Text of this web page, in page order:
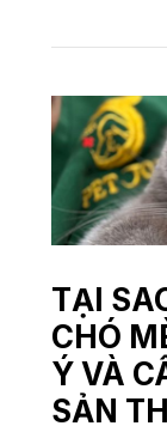
TẠI
CHÓ
Ý VÀ
SẢN